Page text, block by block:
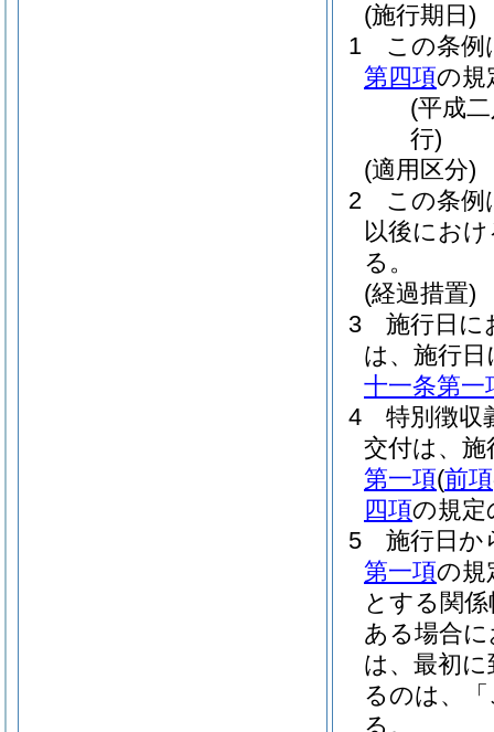
(施行期日)
1
この条例
第四項の規
(平成
行)
(適用区分)
2
この条例
以後にお
る。
(経過措置)
3
施行日に
は、施行
十一条第一
4
特別徴収
交付は、
第一項(前項
四項の規定
5
施行日か
第一項の規
とする関
ある場合
は、最初
るのは、
る。